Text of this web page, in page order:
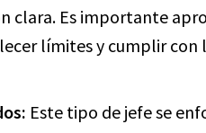
clara. Es importante
límites y cumplir con
Este tipo de jefe se